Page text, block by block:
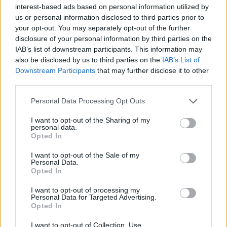
interest-based ads based on personal information utilized by
us or personal information disclosed to third parties prior to
your opt-out. You may separately opt-out of the further
disclosure of your personal information by third parties on the
IAB’s list of downstream participants. This information may
also be disclosed by us to third parties on the IAB’s List of
Downstream Participants that may further disclose it to other
Personal Data Processing Opt Outs
I want to opt-out of the Sharing of my
personal data.
Opted In
I want to opt-out of the Sale of my
Personal Data.
Opted In
I want to opt-out of processing my
Personal Data for Targeted Advertising.
Opted In
I want to opt-out of Collection, Use,
3. Le café
Zozo, il aime bien son café le matin. En même temps, qui
ne l'aime pas !? Mais sauf que lui, il nettoie la cafetière
tout de suiteaprès ! Et qu'à chaque fois, le filtre usager il
passe à la poubelle ! La POUBELLE !! Alors qu'on lui a dit
des millions de fois de nous le garder pour un gommage
au marc de café… Bah oui quoi, il est bien content quand
un peu !
Votre mec et sa voiture, c'est une longue histoire
d'amour… Et dès que vous la prenez, c'est une sacrée
la route, il récapitule les règles de sécurité et il arrive
toujours à glisser le prix qu'elle lui a coûté… Alors
forcément, le jour où vous avez peut-être un tout petit
A croire qu'il aurait préféré que ça soit vous qui y laissiez
un bras ! Et puis ça va, des jantes, il lui en reste trois !